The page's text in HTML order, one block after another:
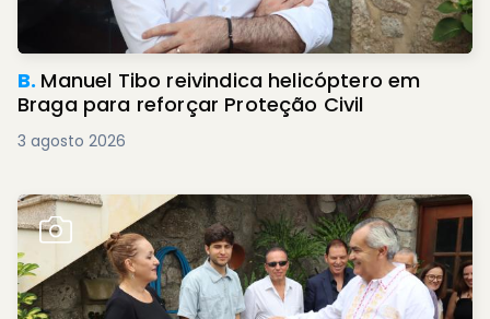
B. Manuel Tibo reivindica helicóptero em
Braga para reforçar Proteção Civil
3 agosto 2026